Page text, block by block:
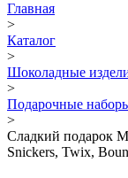
Главная
>
Каталог
>
Шоколадные
>
Подарочные
>
Сладкий подарок
Snickers, Twix,